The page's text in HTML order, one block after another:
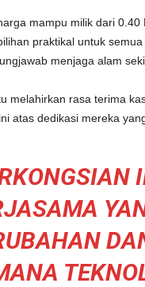
mampu milik dari
praktikal untuk
menjaga alam
melahirkan rasa terima
atas dedikasi mereka